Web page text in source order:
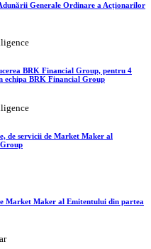
Generale Ordinare a Acționarilor
BRK Financial Group, pentru 4
echipa BRK Financial Group
de servicii de Market Maker al
Market Maker al Emitentului din partea